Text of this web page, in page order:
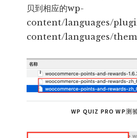
贝到相应的wp-
content/languages/
content/languages/
WP QUIZ PRO WP测